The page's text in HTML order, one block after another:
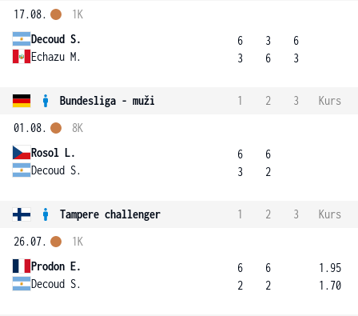
17.08.
Decoud S.
Echazu M.
1K
6
3
3
6
6
3
Bundesliga - muži 1 2 3
Kurs
01.08.
Rosol L.
Decoud S.
8K
6
3
6
2
Tampere challenger 1 2 3
Kurs
26.07.
Prodon E.
Decoud S.
1K
6
2
6
2
1.95
1.70